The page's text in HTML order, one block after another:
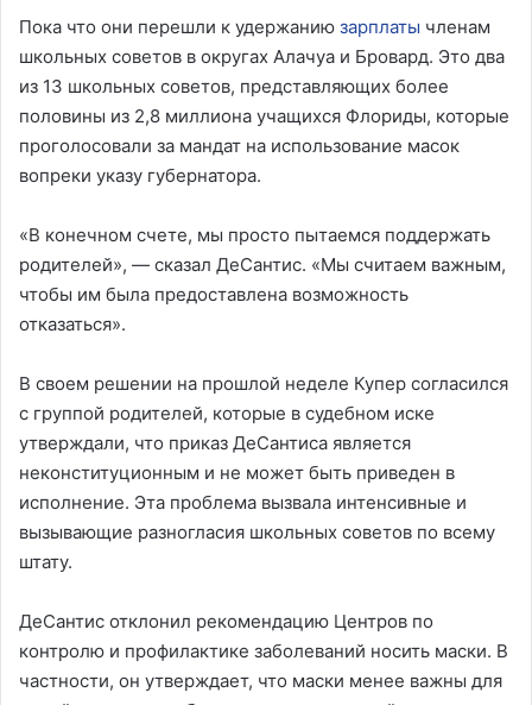
Пока что они перешли к удержанию зарплаты членам
школьных советов в округах Алачуа и Бровард. Это два
из 13 школьных советов, представляющих более
половины из 2,8 миллиона учащихся Флориды, которые
проголосовали за мандат на использование масок
вопреки указу губернатора.
«В конечном счете, мы просто пытаемся поддержать
родителей», — сказал ДеСантис. «Мы считаем важным,
чтобы им была предоставлена ​​возможность
отказаться».
В своем решении на прошлой неделе Купер согласился
с группой родителей, которые в судебном иске
утверждали, что приказ ДеСантиса является
неконституционным и не может быть приведен в
исполнение. Эта проблема вызвала интенсивные и
вызывающие разногласия школьных советов по всему
штату.
ДеСантис отклонил рекомендацию Центров по
контролю и профилактике заболеваний носить маски. В
частности, он утверждает, что маски менее важны для